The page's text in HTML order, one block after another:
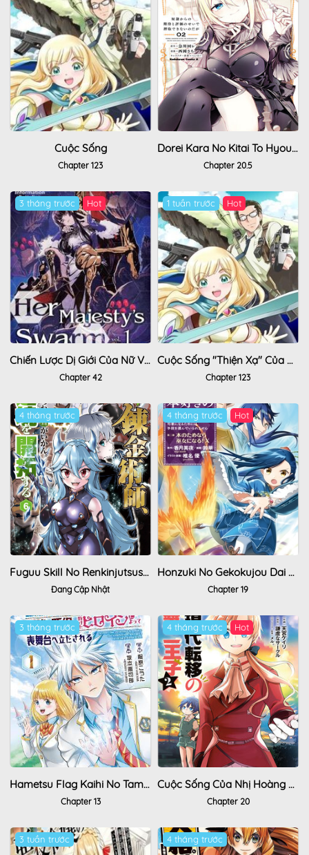
Cuộc Sống
Chapter 123
Dorei Kara No Kitai To Hyouka No Sei De Sakushu Dekinai No Daga
Chapter 20.5
3 tháng trước Hot
Chiến Lược Dị Giới Của Nữ Vương Swarm
Chapter 42
1 tuần trước Hot
Cuộc Sống "Thiện Xạ" Của Ông Chú Được Triệu Hồi Sang Dị Giới
Chapter 123
4 tháng trước
Fuguu Skill No Renkinjutsushi, Henkyou O Kaitaku Suru
Đang Cập Nhật
4 tháng trước Hot
Honzuki No Gekokujou Dai 2-Bu: Hon No Tamenara Miko Ni Naru!
Chapter 19
3 tháng trước
Hametsu Flag Kaihi No Tame Yamaoku E Hikikomotteita Saikyou No Akuyaku Wa, Tasuketa Heroine Ni Yotte Omotebutai E Tatasareru
Chapter 13
4 tháng trước Hot
Cuộc Sống Của Nhị Hoàng Tử Bị Dịch Chuyển Đến Thế Giới Hiện Đại
Chapter 20
3 tuần trước 4 tháng trước